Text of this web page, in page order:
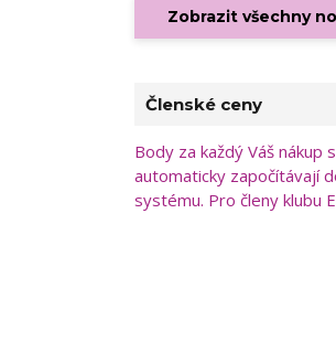
Zobrazit všechny
Členské ceny
Body za každý Váš nákup
automaticky započítávají
systému. Pro členy klubu